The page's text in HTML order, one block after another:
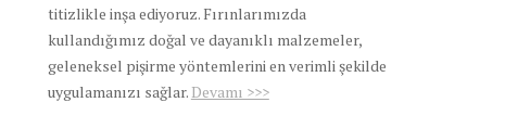
titizlikle inşa ediyoruz. Fırınlarımızda
kullandığımız doğal ve dayanıklı malzemeler,
geleneksel pişirme yöntemlerini en verimli şekilde
uygulamanızı sağlar. Devamı >>>